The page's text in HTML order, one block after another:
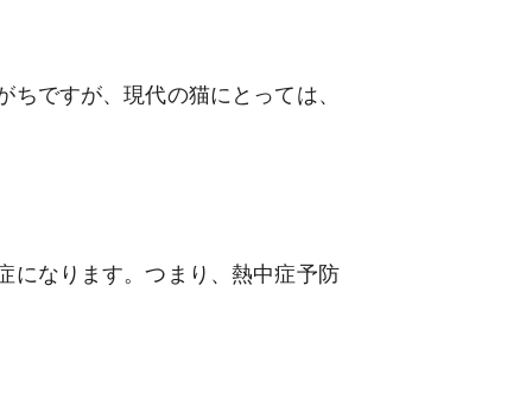
ですが、現代の猫にとっては、
になります。つまり、熱中症予防